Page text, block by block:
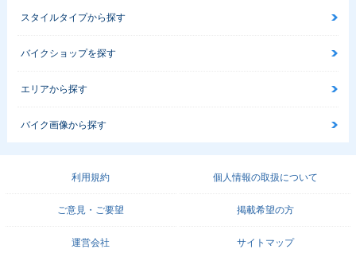
スタイルタイプから探す
バイクショップを探す
エリアから探す
バイク画像から探す
利用規約 個人情報の取扱について
ご意見・ご要望 掲載希望の方
運営会社 サイトマップ